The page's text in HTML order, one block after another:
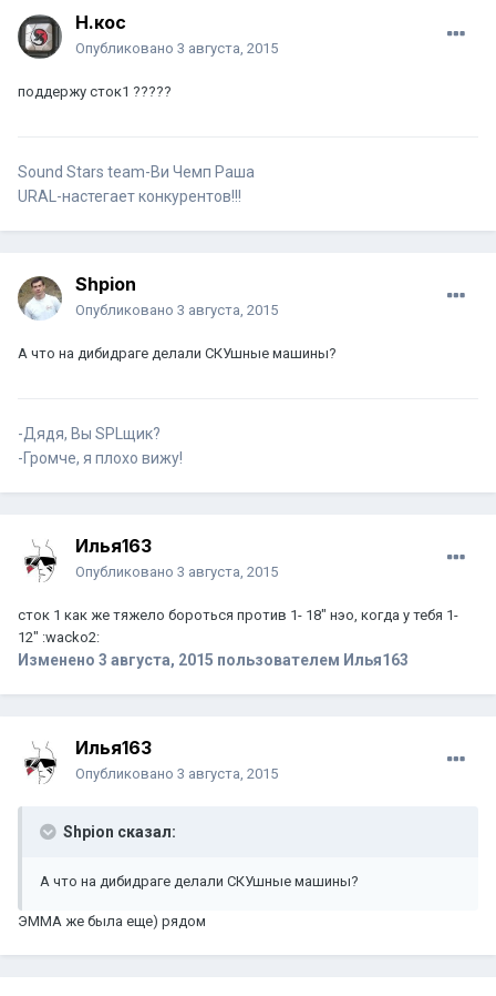
Н.кос
Опубликовано 3 августа, 2015
поддержу сток1 ?????
Sound Stars team-Ви Чемп Раша
URAL-настегает конкурентов!!!
Shpion
Опубликовано 3 августа, 2015
А что на дибидраге делали СКУшные машины?
-Дядя, Вы SPLщик?
-Громче, я плохо вижу!
Илья163
Опубликовано 3 августа, 2015
сток 1 как же тяжело бороться против 1- 18" нэо, когда у тебя 1-
12" :wacko2:
Изменено 3 августа, 2015 пользователем Илья163
Илья163
Опубликовано 3 августа, 2015
Shpion сказал:
А что на дибидраге делали СКУшные машины?
ЭММА же была еще) рядом